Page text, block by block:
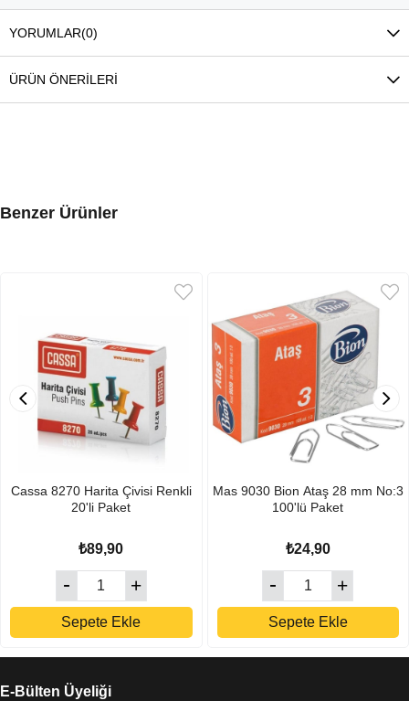
YORUMLAR(0)
ÜRÜN ÖNERILERI
Benzer Ürünler
Cassa 8270 Harita Çivisi Renkli
20'li Paket
₺89,90
Sepete Ekle
Mas 9030 Bion Ataş 28 mm No:3
100'lü Paket
₺24,90
Sepete Ekle
E-Bülten Üyeliği